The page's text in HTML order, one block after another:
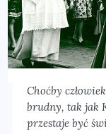
Choćby
brudny, tak jak
przestaje być